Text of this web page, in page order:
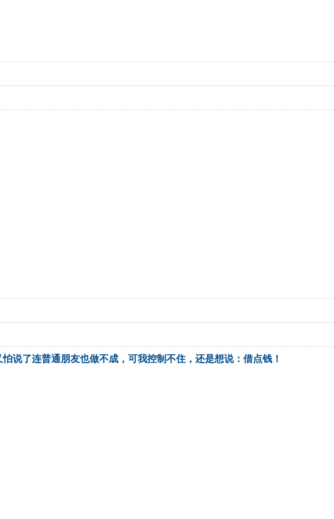
说了连普通朋友也做不成，可我控制不住，还是想说：借点钱！